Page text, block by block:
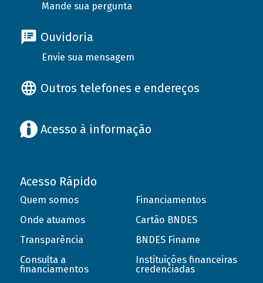
Mande sua pergunta
Ouvidoria
Envie sua mensagem
Outros telefones e endereços
Acesso à informação
Acesso Rápido
Quem somos
Onde atuamos
Transparência
Consulta a
financiamentos
Financiamentos
Cartão BNDES
BNDES Finame
Instituições financeiras
credenciadas